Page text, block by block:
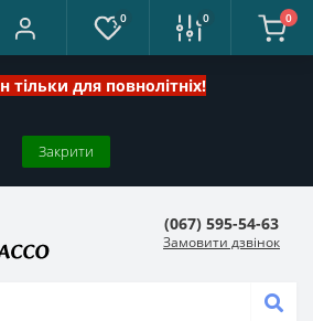
тільки для повнолітніх!
Закрити
0 0 0
(067) 595-54-63
Замовити дзвінок